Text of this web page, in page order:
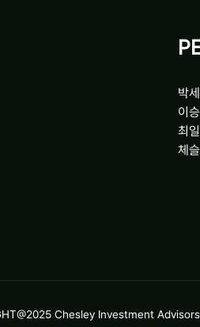
박
이
최
체
Chesley Investment